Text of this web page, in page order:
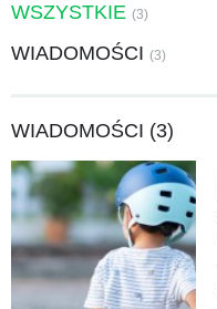
WSZYSTKIE (3)
WIADOMOŚCI (3)
WIADOMOŚCI (3)